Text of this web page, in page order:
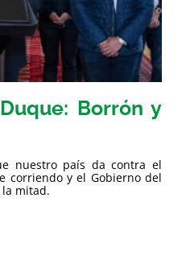
Borrón y
nuestro país da contra el
corriendo y el Gobierno del
la mitad.